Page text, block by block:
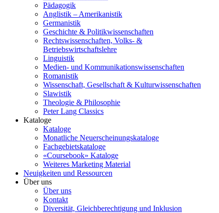
Pädagogik
Anglistik – Amerikanistik
Germanistik
Geschichte & Politikwissenschaften
Rechtswissenschaften, Volks- &
Betriebswirtschaftslehre
Linguistik
Medien- und Kommunikationswissenschaften
Romanistik
Wissenschaft, Gesellschaft & Kulturwissenschaften
Slawistik
Theologie & Philosophie
Peter Lang Classics
Kataloge
Kataloge
Monatliche Neuerscheinungskataloge
Fachgebietskataloge
«Coursebook» Kataloge
Weiteres Marketing Material
Neuigkeiten und Ressourcen
Über uns
Über uns
Kontakt
Diversität, Gleichberechtigung und Inklusion